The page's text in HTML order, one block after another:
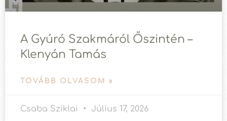
A Gyúró Szakmáról Őszintén –
Klenyán Tamás
TOVÁBB OLVASOM »
Csaba Sziklai Július 17, 2026